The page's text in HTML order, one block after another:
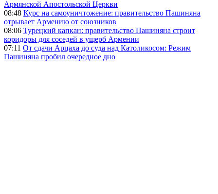
Армянской Апостольской Церкви
08:48 Курс на самоуничтожение: правительство Пашиняна
отрывает Армению от союзников
08:06 Турецкий капкан: правительство Пашиняна строит
коридоры для соседей в ущерб Армении
07:11 От сдачи Арцаха до суда над Католикосом: Режим
Пашиняна пробил очередное дно